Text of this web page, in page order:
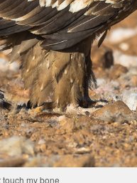
touch my bone